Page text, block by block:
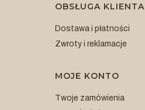
OBSŁUGA KLIENTA
Dostawa i płatności
Zwroty i reklamacje
MOJE KONTO
Twoje zamówienia